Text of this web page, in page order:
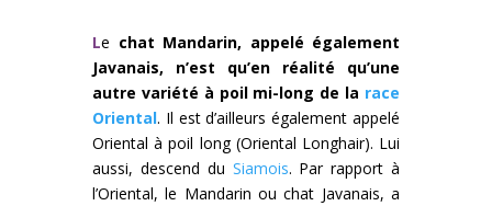
Le chat Mandarin, appelé également
Javanais, n’est qu’en réalité qu’une
autre variété à poil mi-long de la race
Oriental. Il est d’ailleurs également appelé
Oriental à poil long (Oriental Longhair). Lui
aussi, descend du Siamois. Par rapport à
l’Oriental, le Mandarin ou chat Javanais, a